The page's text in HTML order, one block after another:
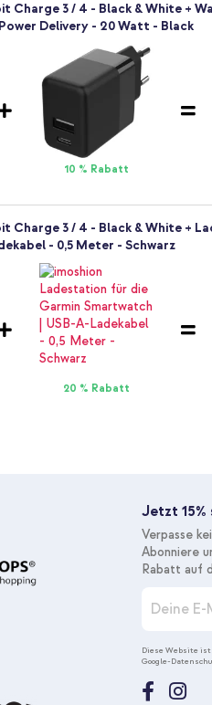
Charge 3 / 4 - Black & White +
Delivery - 20 Watt - Black
10 % Rabatt
Charge 3 / 4 - Black & White +
- 0,5 Meter - Schwarz
20 % Rabatt
Jetzt 15%
Verpasse
Abonniere
Rabatt auf
d
e
n
S
Diese Website ist
Google-